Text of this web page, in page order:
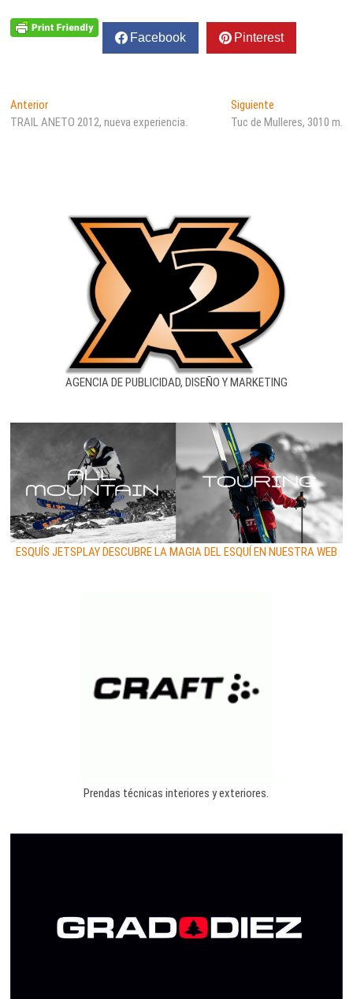
Facebook Pinterest
Navegación
de
AnteriorEntrada
anterior:
TRAIL ANETO 2012, nueva experiencia.
SiguienteEntrada
siguiente:
Tuc de Mulleres, 3010 m.
AGENCIA DE PUBLICIDAD, DISEÑO Y MARKETING
ESQUÍS JETSPLAY DESCUBRE LA MAGIA DEL ESQUÍ EN NUESTRA WEB
Prendas técnicas interiores y exteriores.